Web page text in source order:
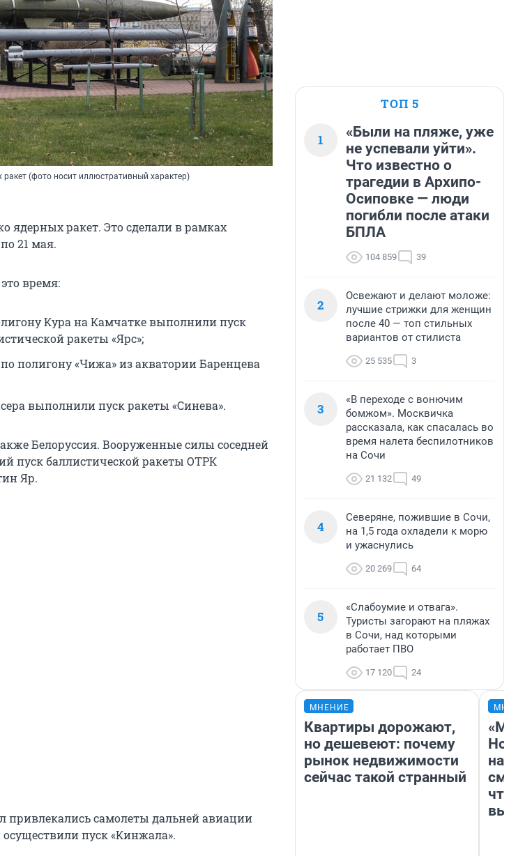
(фото носит иллюстративный характер)
ядерных ракет. Это сделали в рамках
21 мая.
время:
Кура на Камчатке выполнили пуск
ракеты «Ярс»;
полигону «Чижа» из акватории Баренцева
выполнили пуск ракеты «Синева».
Белоруссия. Вооруженные силы соседней
пуск баллистической ракеты ОТРК
Яр.
привлекались самолеты дальней авиации
пуск «Кинжала».
ТОП 5
1
«Были на пляже, уже
не успевали уйти».
Что известно о
трагедии в Архипо-
Осиповке — люди
погибли после атаки
БПЛА
104 859 39
2
Освежают и делают моложе:
лучшие стрижки для женщин
после 40 — топ стильных
вариантов от стилиста
25 535 3
3
«В переходе с вонючим
бомжом». Москвичка
рассказала, как спасалась во
время налета беспилотников
на Сочи
21 132 49
4
Северяне, пожившие в Сочи,
на 1,5 года охладели к морю
и ужаснулись
20 269 64
5
«Слабоумие и отвага».
Туристы загорают на пляжах
в Сочи, над которыми
работает ПВО
17 120 24
МНЕНИЕ
Квартиры дорожают,
но дешевеют: почему
рынок недвижимости
сейчас такой странный
«Мы